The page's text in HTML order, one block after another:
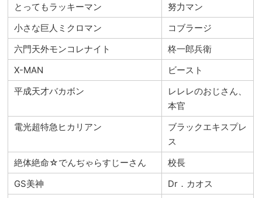
とってもラッキーマン
努力マン
小さな巨人ミクロマン
コブラージ
六門天外モンコレナイト
柊一郎兵衛
X-MAN
ビースト
平成天才バカボン
レレレのおじさん、
本官
電光超特急ヒカリアン
ブラックエキスプレ
ス
絶体絶命☆でんぢゃらすじーさん
校長
GS美神
Dr．カオス